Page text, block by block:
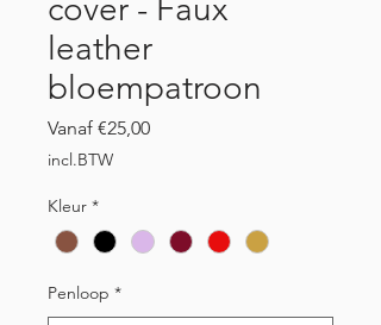
cover - Faux
leather
bloempatroon
Vanaf €25,00Verkoopprijs
incl.BTW
Kleur *
Penloop *